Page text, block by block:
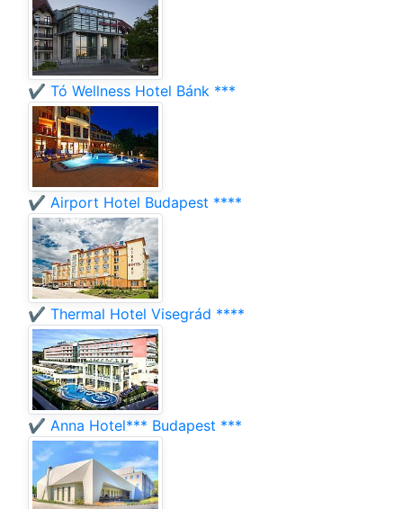
✔️ Tó Wellness Hotel Bánk ***
✔️ Airport Hotel Budapest ****
✔️ Thermal Hotel Visegrád ****
✔️ Anna Hotel*** Budapest ***